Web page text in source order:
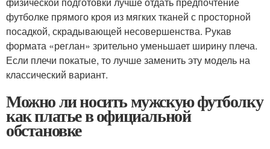
футболке прямого кроя из мягких тканей с просторной
посадкой, скрадывающей несовершенства. Рукав
формата «реглан» зрительно уменьшает ширину плеча.
Если плечи покатые, то лучше заменить эту модель на
классический вариант.
Можно ли носить мужскую футболку
как платье в официальной
обстановке